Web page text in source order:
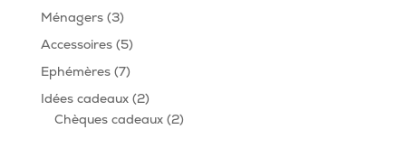
produits
Ménagers 33
produits
Accessoires 55
produits
Ephémères 77
produits
Idées cadeaux 22
produits
Chèques cadeaux 22